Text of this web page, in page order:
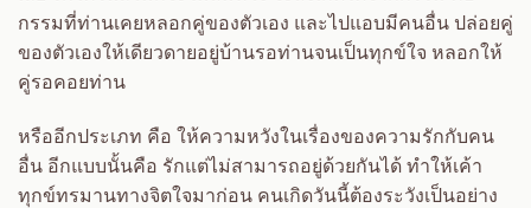
กรรมที่ท่านเคยหลอกคู่ของตัวเอง และไปแอบมีคนอื่น ปล่อยคู่
ของตัวเองให้เดียวดายอยู่บ้านรอท่านจนเป็นทุกข์ใจ หลอกให้
คู่รอคอยท่าน
หรืออีกประเภท คือ ให้ความหวังในเรื่องของความรักกับคน
อื่น อีกแบบนั้นคือ รักแต่ไม่สามารถอยู่ด้วยกันได้ ทำให้เค้า
ทุกข์ทรมานทางจิตใจมาก่อน คนเกิดวันนี้ต้องระวังเป็นอย่าง